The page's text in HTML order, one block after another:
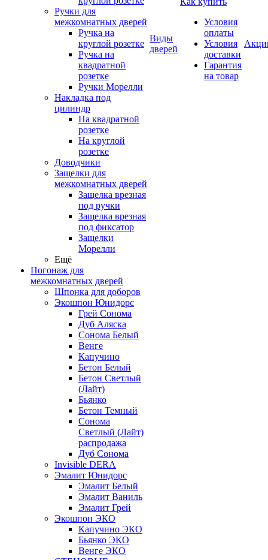
Ручки для
межкомнатных дверей
Ручка на
круглой розетке
Ручка на
квадратной
розетке
Ручки Морелли
Накладка под
цилиндр
На квадратной
розетке
На круглой
розетке
Доводчики
Защелки для
межкомнатных дверей
Защелка врезная
под ручки
Защелка врезная
под фиксатор
Защелки
Морелли
Ещё
Погонаж для
межкомнатных дверей
Шпонка для доборов
Экошпон Юнидорс
Грей Сонома
Дуб Аляска
Сонома Белый
Венге
Капучино
Бетон Белый
Бетон Светлый
(Лайт)
Бьянко
Бетон Темный
Сонома
Светлый (Лайт)
распродажа
Дуб Сонома
Invisible DERA
Эмалит Юнидорс
Эмалит Белый
Эмалит Ваниль
Эмалит Грей
Экошпон ЭКО
Капучино ЭКО
Бьянко ЭКО
Венге ЭКО
Виды
дверей
Условия
оплаты
Условия
доставки
Гарантия
на товар